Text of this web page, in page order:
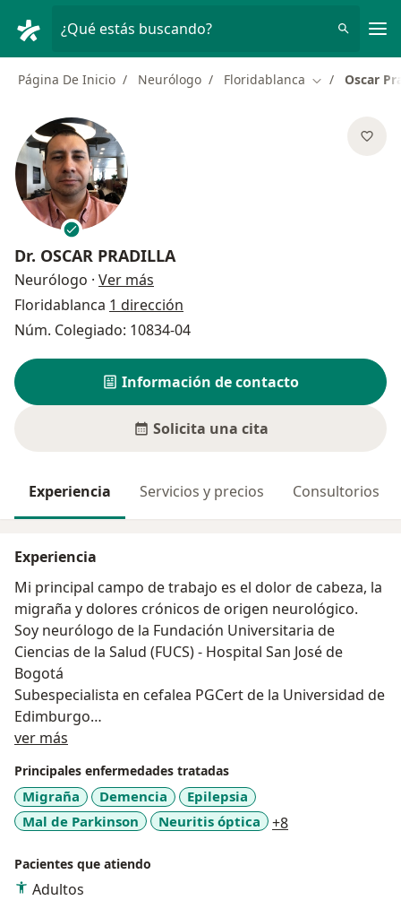
¿Qué estás buscando?
Página De Inicio Neurólogo Floridablanca Cambiar de
Oscar
Dr. OSCAR PRADILLA
Neurólogo · Ver más
Floridablanca 1 dirección
Núm. Colegiado: 10834-04
Información de contacto
Solicita una cita
Experiencia Servicios y precios Consultorios
Experiencia
Mi principal campo de trabajo es el dolor de cabeza, la
migraña y dolores crónicos de origen neurológico.
Soy neurólogo de la Fundación Universitaria de
Ciencias de la Salud (FUCS) - Hospital San José de
Bogotá
Subespecialista en cefalea PGCert de la Universidad de
Edimburgo
Maestría en Dolor y Cefalea de la Universidad de
Miembro de la Asociación Colombiana de Neurología
(ACN)
Miembro del Comité de Cefalea de la ACN
ver más
Principales enfermedades tratadas
Migraña Demencia
Epilepsia
Mal de Parkinson
Neuritis óptica +8
Pacientes que atiendo
Adultos